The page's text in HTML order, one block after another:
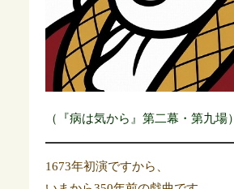
（『病は気から』第二幕・第九場）
1673年初演ですから、